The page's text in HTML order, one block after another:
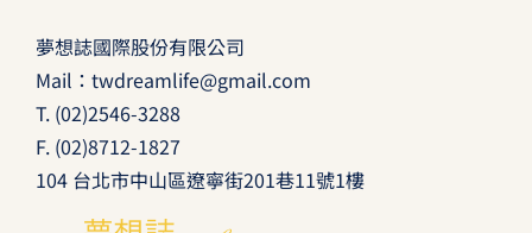
夢想誌國際股份有限公司
Mail： twdreamlife@gmail.com
T. (02)2546-3288
F. (02)8712-1827
104 台北市中山區遼寧街201巷11號1樓